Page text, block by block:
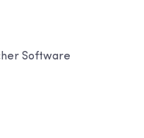
Software